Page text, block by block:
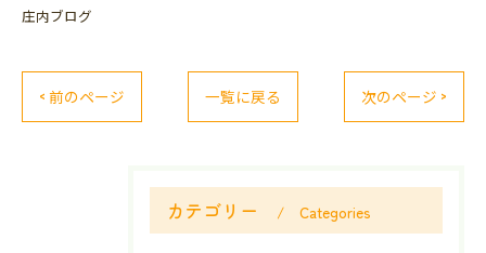
庄内ブログ
< 前のページ 一覧に戻る 次のページ >
カテゴリー Categories